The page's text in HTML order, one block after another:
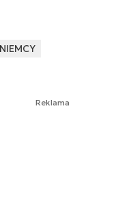
NIEMCY
Reklama